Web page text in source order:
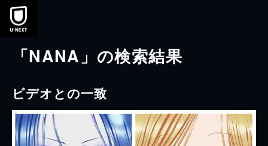
本文へスキップ
「NANA」の検索結果
ビデオとの一致